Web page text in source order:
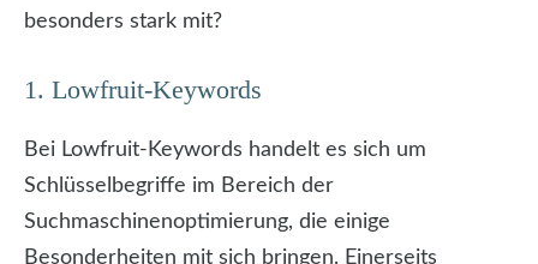
besonders stark mit?
1. Lowfruit-Keywords
Bei Lowfruit-Keywords handelt es sich um
Schlüsselbegriffe im Bereich der
Suchmaschinenoptimierung, die einige
Besonderheiten mit sich bringen. Einerseits